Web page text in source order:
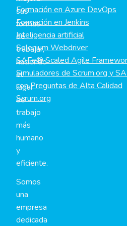
sus
formas
de
trabajar,
haciendo
el
lugar
de
trabajo
más
humano
y
eficiente.
Somos
una
empresa
dedicada
Formación en Azure DevOps
Formación en Jenkins
Inteligencia artificial
Selenium Webdriver
SAFe® Scaled Agile
Simuladores de Scrum.org y
con Preguntas de Alta Calidad
Scrum.org